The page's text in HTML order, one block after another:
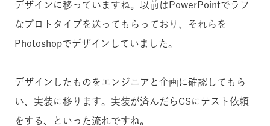
デザインに移っていますね。以前はPowerPointでラフ
なプロトタイプを送ってもらっており、それらを
Photoshopでデザインしていました。
デザインしたものをエンジニアと企画に確認してもら
い、実装に移ります。実装が済んだらCSにテスト依頼
をする、といった流れですね。